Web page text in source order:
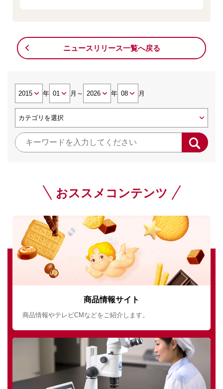
ニュースリリース一覧へ戻る
年 月 ～ 年 月
おススメコンテンツ
商品情報サイト
商品情報やテレビCMなどをご紹介します。